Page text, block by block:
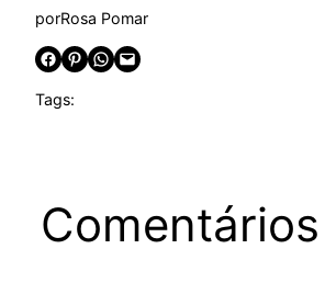
porRosa Pomar
Share on Facebook Share on Pinterest Share on WhatsApp Email this Page
Tags:
Comentários